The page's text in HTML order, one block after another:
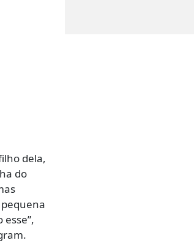
dela,
do